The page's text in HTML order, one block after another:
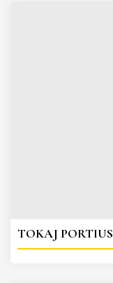
TOKAJ PORTIUS